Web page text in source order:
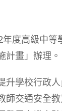
度高級中等
計畫」辦理。
升學校行政
師交通安全